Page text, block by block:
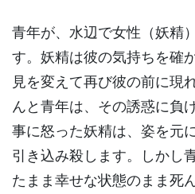
青年が、水辺で女性（妖精
す。妖精は彼の気持ちを確
見を変えて再び彼の前に現
んと青年は、その誘惑に負
事に怒った妖精は、姿を元
引き込み殺します。しかし
たまま幸せな状態のまま死